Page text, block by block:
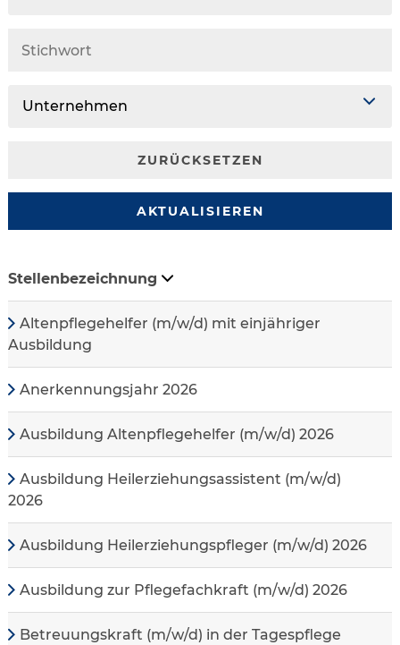
Unternehmen
ZURÜCKSETZEN
AKTUALISIEREN
Stellenbezeichnung
Altenpflegehelfer (m/w/d) mit einjähriger
Ausbildung
Anerkennungsjahr 2026
Ausbildung Altenpflegehelfer (m/w/d) 2026
Ausbildung Heilerziehungsassistent (m/w/d)
2026
Ausbildung Heilerziehungspfleger (m/w/d) 2026
Ausbildung zur Pflegefachkraft (m/w/d) 2026
Betreuungskraft (m/w/d) in der Tagespflege